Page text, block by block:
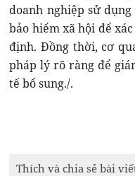
doanh nghiệp sử
bảo hiểm xã hội để
định. Đồng thời, cơ
pháp lý rõ ràng để
tế bổ sung./.
Thích và chia sẻ bài